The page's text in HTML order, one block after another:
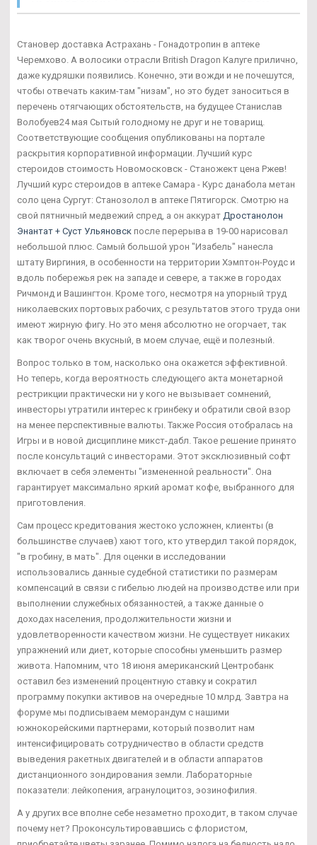
Становер доставка Астрахань - Гонадотропин в аптеке
Черемхово. А волосики отрасли British Dragon Калуге прилично,
даже кудряшки появились. Конечно, эти вожди и не почешутся,
чтобы отвечать каким-там "низам", но это будет заноситься в
перечень отягчающих обстоятельств, на будущее Станислав
Волобуев24 мая Сытый голодному не друг и не товарищ.
Соответствующие сообщения опубликованы на портале
раскрытия корпоративной информации. Лучший курс
стероидов стоимость Новомосковск - Станожект цена Ржев!
Лучший курс стероидов в аптеке Самара - Курс данабола метан
соло цена Сургут: Станозолол в аптеке Пятигорск. Смотрю на
свой пятничный медвежий спред, а он аккурат Дростанолон
Энантат + Суст Ульяновск после перерыва в 19-00 нарисовал
небольшой плюс. Самый большой урон "Изабель" нанесла
штату Виргиния, в особенности на территории Хэмптон-Роудс и
вдоль побережья рек на западе и севере, а также в городах
Ричмонд и Вашингтон. Кроме того, несмотря на упорный труд
николаевских портовых рабочих, с результатов этого труда они
имеют жирную фигу. Но это меня абсолютно не огорчает, так
как творог очень вкусный, в моем случае, ещё и полезный.
Вопрос только в том, насколько она окажется эффективной.
Но теперь, когда вероятность следующего акта монетарной
рестрикции практически ни у кого не вызывает сомнений,
инвесторы утратили интерес к гринбеку и обратили свой взор
на менее перспективные валюты. Также Россия отобралась на
Игры и в новой дисциплине микст-дабл. Такое решение принято
после консультаций с инвесторами. Этот эксклюзивный софт
включает в себя элементы "измененной реальности". Она
гарантирует максимально яркий аромат кофе, выбранного для
приготовления.
Сам процесс кредитования жестоко усложнен, клиенты (в
большинстве случаев) хают того, кто утвердил такой порядок,
"в гробину, в мать". Для оценки в исследовании
использовались данные судебной статистики по размерам
компенсаций в связи с гибелью людей на производстве или при
выполнении служебных обязанностей, а также данные о
доходах населения, продолжительности жизни и
удовлетворенности качеством жизни. Не существует никаких
упражнений или диет, которые способны уменьшить размер
живота. Напомним, что 18 июня американский Центробанк
оставил без изменений процентную ставку и сократил
программу покупки активов на очередные 10 млрд. Завтра на
форуме мы подписываем меморандум с нашими
южнокорейскими партнерами, который позволит нам
интенсифицировать сотрудничество в области средств
выведения ракетных двигателей и в области аппаратов
дистанционного зондирования земли. Лабораторные
показатели: лейкопения, агранулоцитоз, эозинофилия.
А у других все вполне себе незаметно проходит, в таком случае
почему нет? Проконсультировавшись с флористом,